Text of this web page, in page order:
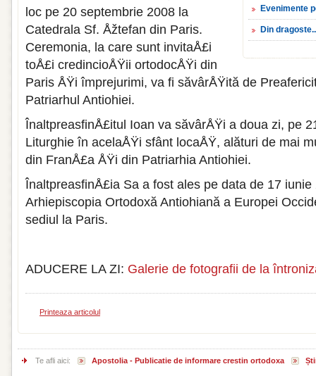
Evenimente
Din
loc pe 20 septembrie 2008 la
Catedrala Sf. Åžtefan din Paris.
Ceremonia, la care sunt invitaÅ£i
toÅ£i credincioÅŸii ortodocÅŸi din
Paris ÅŸi împrejurimi, va fi săvârÅŸită de
Patriarhul Antiohiei.
ÎnaltpreasfinÅ£itul Ioan va săvârÅŸi a doua zi, pe
Liturghie în acelaÅŸi sfânt locaÅŸ, alături de mai
din FranÅ£a ÅŸi din Patriarhia Antiohiei.
ÎnaltpreasfinÅ£ia Sa a fost ales pe data de 17
Arhiepiscopia Ortodoxă Antiohiană a Europei
sediul la Paris.
ADUCERE LA ZI: Galerie de fotografii de la
Printeaza articolul
Te afli aici: Apostolia - Publicatie de informare crestin ortodoxa